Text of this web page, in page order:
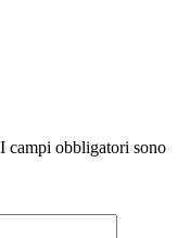
I campi obbligatori sono